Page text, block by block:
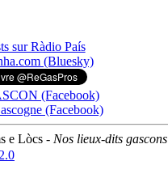
sur Ràdio País
(Bluesky)
(Facebook)
(Facebook)
e Lòcs - Nos lieux-dits gascons